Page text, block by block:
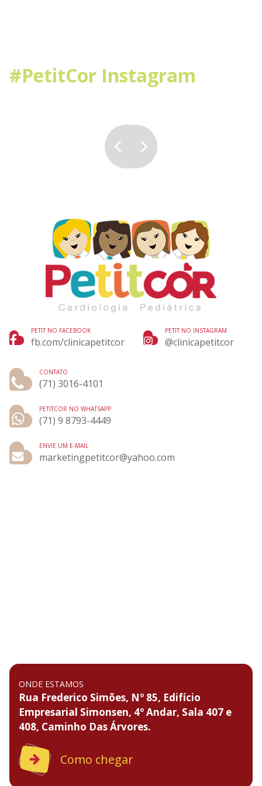
#PetitCor Instagram
PETIT NO FACEBOOK
fb.com/clinicapetitcor
PETIT NO INSTAGRAM
@clinicapetitcor
CONTATO
(71) 3016-4101
PETITCOR NO WHATSAPP
(71) 9 8793-4449
ENVIE UM E-MAIL
marketingpetitcor@yahoo.com
ONDE ESTAMOS
Rua Frederico Simões, Nº 85, Edifício
Empresarial Simonsen, 4º Andar, Sala 407 e
408, Caminho Das Árvores.
Como chegar